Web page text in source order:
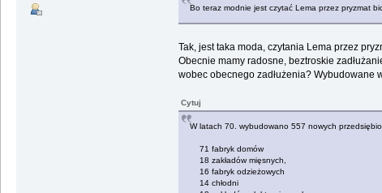
Bo teraz modnie jest czytać Lema przez pryzmat
Tak, jest taka moda, czytania Lema przez
Obecnie mamy radosne, beztroskie
wobec obecnego zadłużenia? Wybudowane
Cytuj
W latach 70. wybudowano 557 nowych
71 fabryk domów
18 zakładów mięsnych,
16 fabryk odzieżowych
14 chłodni